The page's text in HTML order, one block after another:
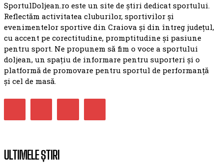
SportulDoljean.ro este un site de știri dedicat sportului.
Reflectăm activitatea cluburilor, sportivilor și
evenimentelor sportive din Craiova și din întreg județul,
cu accent pe corectitudine, promptitudine și pasiune
pentru sport. Ne propunem să fim o voce a sportului
doljean, un spațiu de informare pentru suporteri și o
platformă de promovare pentru sportul de performanță
și cel de masă.
ULTIMELE ȘTIRI